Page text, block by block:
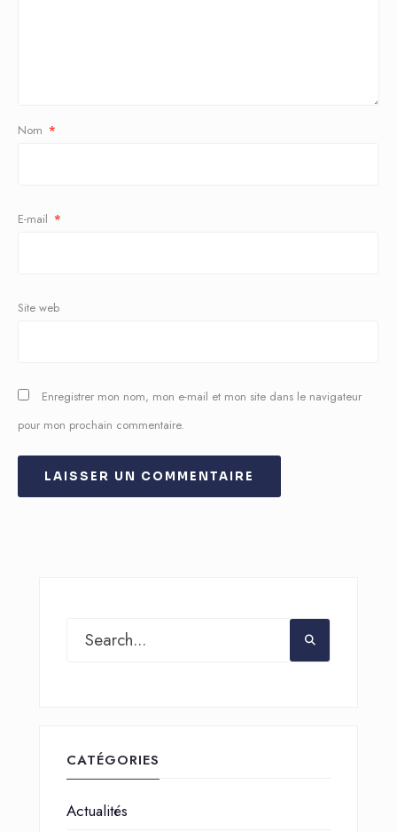
Nom *
E-mail *
Site web
Enregistrer mon nom, mon e-mail et mon site dans le navigateur
pour mon prochain commentaire.
CATÉGORIES
Actualités